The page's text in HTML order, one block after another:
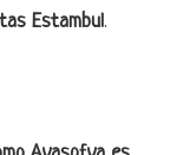
Estambul.